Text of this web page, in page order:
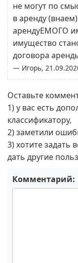
не могут по
в аренду
арендуЕМОГО
имущество
договора
— Игорь,
Оставьте
1) у вас есть
классификатору,
2) заметили
3) хотите задать
дать другие
Комментарий: